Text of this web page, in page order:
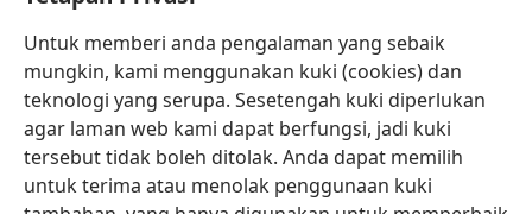
Untuk memberi anda pengalaman yang sebaik
mungkin, kami menggunakan kuki (cookies) dan
teknologi yang serupa. Sesetengah kuki diperlukan
agar laman web kami dapat berfungsi, jadi kuki
tersebut tidak boleh ditolak. Anda dapat memilih
untuk terima atau menolak penggunaan kuki
(membuka
tetingkap
baharu)PERPUSTAKAAN DALAM TALIAN Watchtower
(membuka
tetingkap
baharu)JW Hub ®
(membuka
tetingkap
baharu)
®